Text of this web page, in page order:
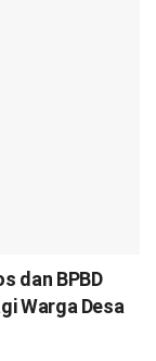
dan BPBD
Warga Desa